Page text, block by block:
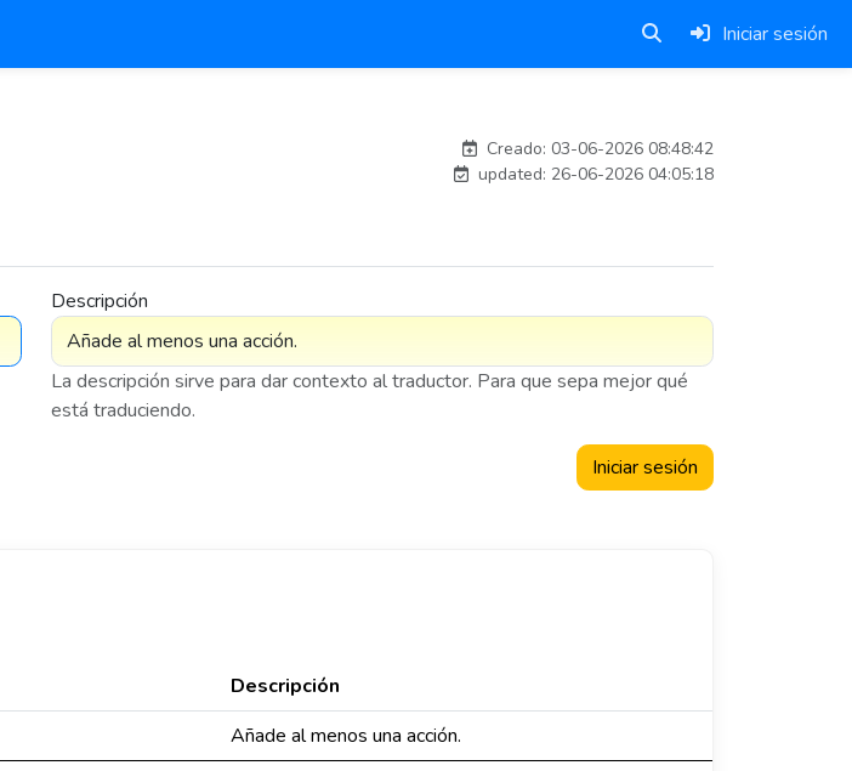
Iniciar sesión
Creado: 03-06-2026 08:48:42
updated: 26-06-2026 04:05:18
Descripción
La descripción sirve para dar contexto al traductor. Para que sepa mejor qué
está traduciendo.
Iniciar sesión
Descripción
Añade al menos una acción.